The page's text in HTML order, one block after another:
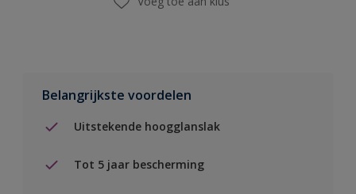
Belangrijkste voordelen
Uitstekende hoogglanslak
Tot 5 jaar bescherming